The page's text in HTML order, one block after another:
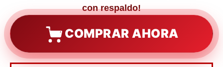
con respaldo!
COMPRAR AHORA